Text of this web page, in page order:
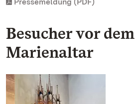
Besucher vor dem
Marienaltar